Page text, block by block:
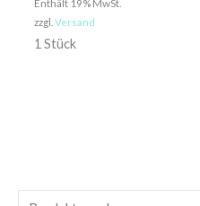
Enthält 19% MwSt.
zzgl. Versand
1 Stück